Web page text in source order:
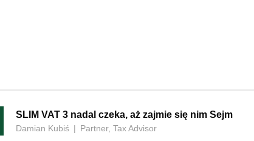
SLIM VAT 3 nadal czeka, aż zajmie się nim Sejm
Damian Kubiś | Partner, Tax Advisor